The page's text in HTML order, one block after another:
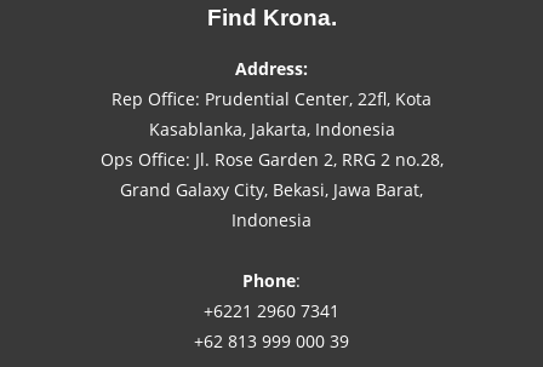
Find Krona.
Address:
Rep Office: Prudential Center, 22fl, Kota
Kasablanka, Jakarta, Indonesia
Ops Office: Jl. Rose Garden 2, RRG 2 no.28,
Grand Galaxy City, Bekasi, Jawa Barat,
Indonesia
Phone:
+6221 2960 7341
+62 813 999 000 39